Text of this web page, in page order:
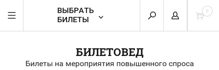
0
ВЫБРАТЬ
БИЛЕТЫ
БИЛЕТОВЕД
Билеты на мероприятия повышенного спроса